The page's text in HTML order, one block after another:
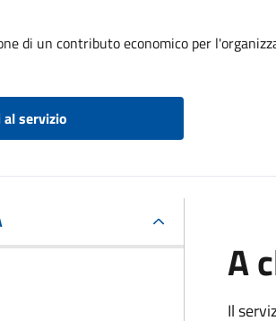
di un contributo economico per
al servizio
A
Il